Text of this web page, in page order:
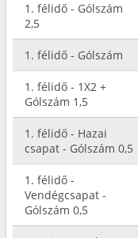
1. félidő - Gólszám
2,5
1. félidő - Gólszám
1. félidő - 1X2 +
Gólszám 1,5
1. félidő - Hazai
csapat - Gólszám 0,5
1. félidő -
Vendégcsapat -
Gólszám 0,5